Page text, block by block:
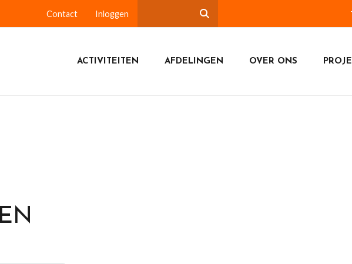
Contact Inloggen
ACTIVITEITEN AFDELINGEN OVER ONS